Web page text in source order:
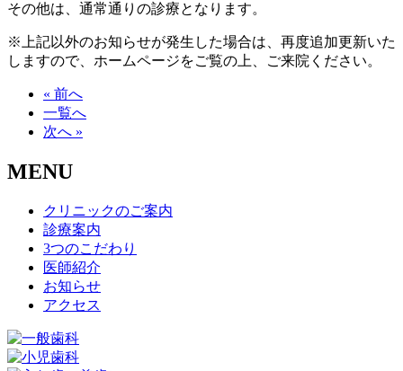
その他は、通常通りの診療となります。
※上記以外のお知らせが発生した場合は、再度追加更新いた
しますので、ホームページをご覧の上、ご来院ください。
« 前へ
一覧へ
次へ »
MENU
クリニックのご案内
診療案内
3つのこだわり
医師紹介
お知らせ
アクセス